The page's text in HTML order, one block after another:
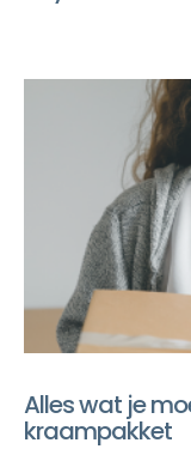
Alles wat je
kraampakket